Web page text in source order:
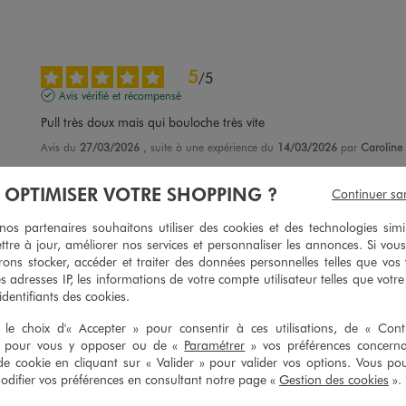
5/5
Avis vérifié et récompensé
Pull très doux mais qui bouloche très vite
Avis du 27/03/2026 , suite à une expérience du 14/03/2026 par Caroline
5/ 5
Avis vérifié et récompensé
La Classe
Utile(0) Signaler
5/5
OPTIMISER VOTRE SHOPPING ?
partenaires souhaitons utiliser des cookies et des technologies
à jour, améliorer nos services et personnaliser les annonces. Si
stocker, accéder et traiter des données personnelles telles que vos
adresses IP, les informations de votre compte utilisateur telles que
des cookies.
le choix d'« Accepter » pour consentir à ces utilisations, de «
pour vous y opposer ou de « Paramétrer » vos préférences
cookie en cliquant sur « Valider » pour valider vos options. Vous
vos préférences en consultant notre page « Gestion des cookies ».
Continuer